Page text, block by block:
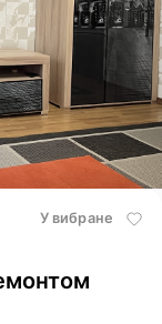
У вибране